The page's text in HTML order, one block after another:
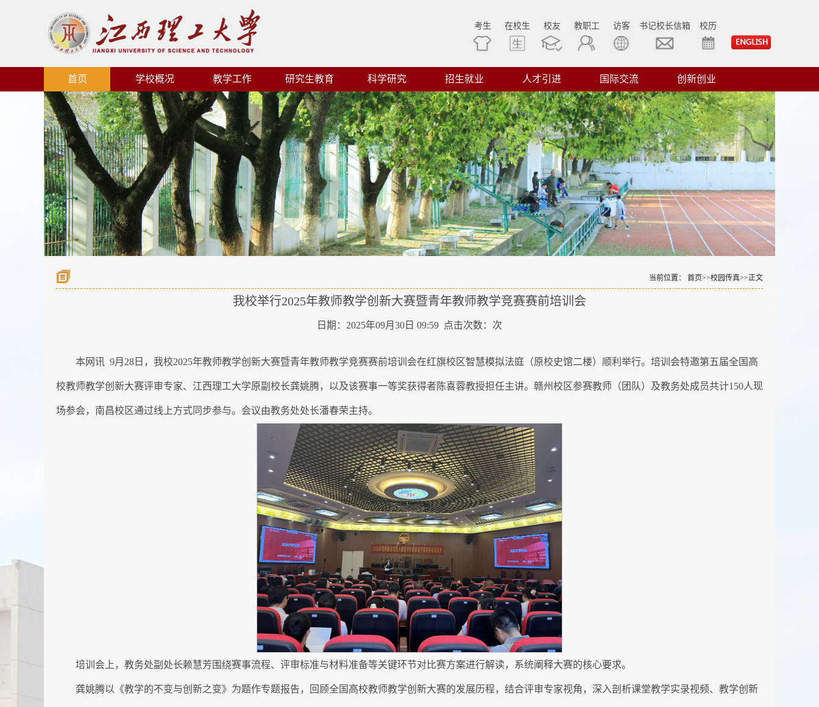
考生 在校生 校友 教职工 访客 书记校长信箱 校历
首页 学校概况 教学工作 研究生教育 科学研究 招生就业 人才引进 国际交流 创新创业
当前位置： 首页>>校园传真>>正文
我校举行2025年教师教学创新大赛暨青年教师教学竞赛赛前培训会
日期：2025年09月30日 09:59 点击次数： 次
本网讯 9月28日，我校2025年教师教学创新大赛暨青年教师教学竞赛赛前培训会在红旗校区智慧模拟法庭（原校史馆二楼）顺利举行。培训会特邀第五届全国高
校教师教学创新大赛评审专家、江西理工大学原副校长龚姚腾，以及该赛事一等奖获得者陈喜蓉教授担任主讲。赣州校区参赛教师（团队）及教务处成员共计150人现
场参会，南昌校区通过线上方式同步参与。会议由教务处处长潘春荣主持。
培训会上，教务处副处长赖慧芳围绕赛事流程、评审标准与材料准备等关键环节对比赛方案进行解读，系统阐释大赛的核心要求。
龚姚腾以《教学的不变与创新之变》为题作专题报告，回顾全国高校教师教学创新大赛的发展历程，结合评审专家视角，深入剖析课堂教学实录视频、教学创新